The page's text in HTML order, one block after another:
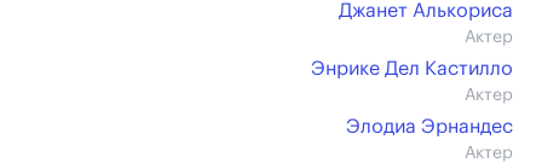
Джанет Алькориса
Актер
Энрике Дел Кастилло
Актер
Элодиа Эрнандес
Актер